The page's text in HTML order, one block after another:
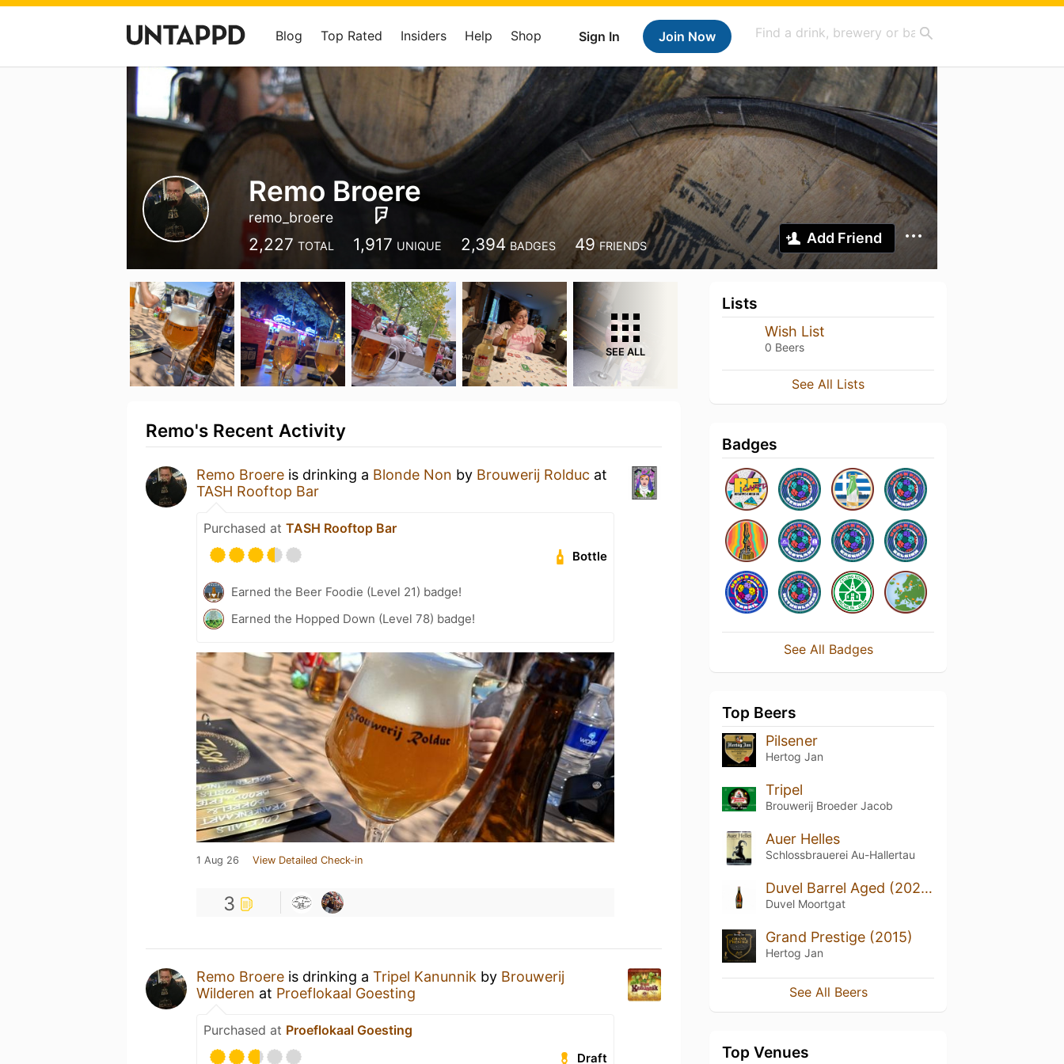
Sign In Join Now
Blog Top Rated Insiders Help Shop
Remo Broere
remo_broere
2,227 TOTAL 1,917 UNIQUE 2,394 BADGES 49 FRIENDS Add Friend
SEE ALL
Remo's Recent Activity
Remo Broere is drinking a Blonde Non by Brouwerij Rolduc at
TASH Rooftop Bar
Purchased at TASH Rooftop Bar
Bottle
Earned the Beer Foodie (Level 21) badge!
Earned the Hopped Down (Level 78) badge!
1 Aug 26 View Detailed Check-in
3
Remo Broere is drinking a Tripel Kanunnik by Brouwerij
Wilderen at Proeflokaal Goesting
Purchased at Proeflokaal Goesting
Draft
Lists
Wish List
0 Beers
See All Lists
Badges
See All Badges
Top Beers
Pilsener
Hertog Jan
Tripel
Brouwerij Broeder Jacob
Auer Helles
Schlossbrauerei Au-Hallertau
Duvel Barrel Aged (2023) - Batch 8 Brasil Rhum Edition
Duvel Moortgat
Grand Prestige (2015)
Hertog Jan
See All Beers
Top Venues